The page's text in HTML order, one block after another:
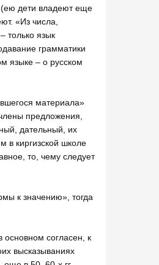
(ею дети владеют еще
«Из числа,
только язык
грамматики
языке – о русском
материала»
предложения,
дательный, их
в киргизской школе
то, чему следует
к значению», тогда
согласен, к
высказываниях